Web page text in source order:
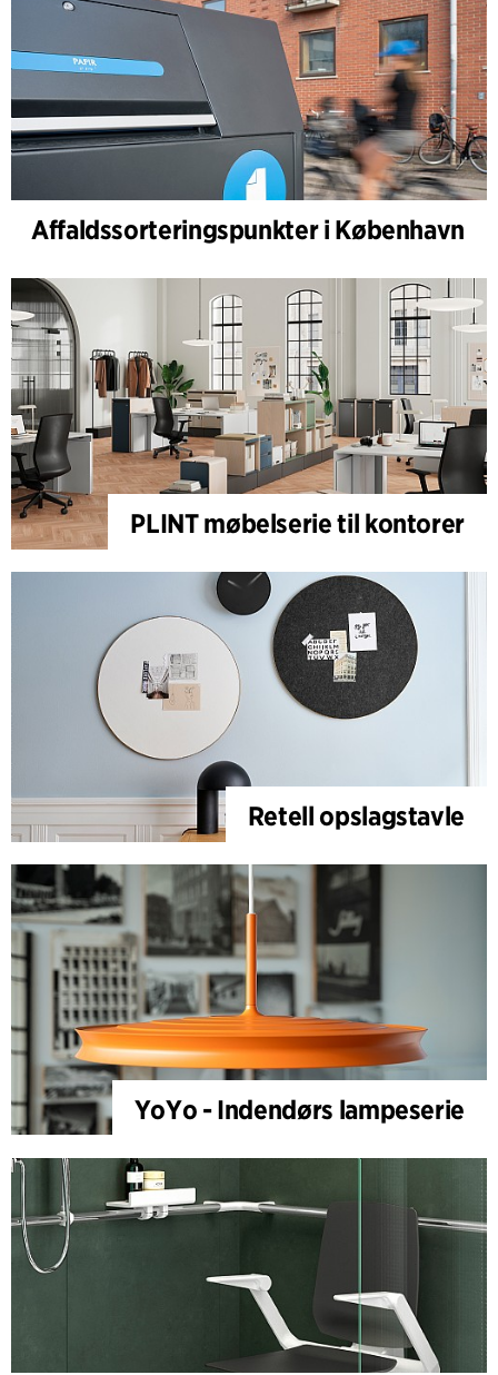
Affaldssorteringspunkter i København
PLINT møbelserie til kontorer
Retell opslagstavle
YoYo - Indendørs lampeserie